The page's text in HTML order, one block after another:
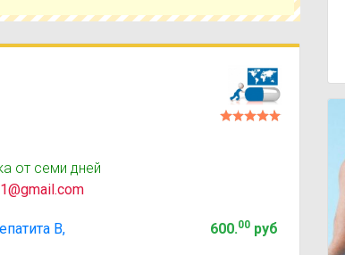
от семи дней
В,
600.00руб